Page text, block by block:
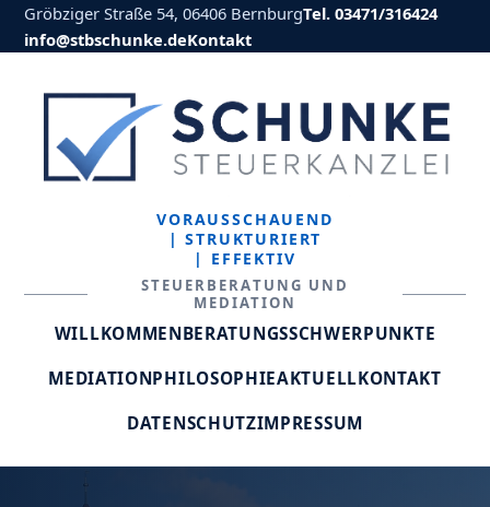
Gröbziger Straße 54, 06406 BernburgTel. 03471/316424
info@stbschunke.deKontakt
VORAUSSCHAUEND
| STRUKTURIERT
| EFFEKTIV
STEUERBERATUNG UND
MEDIATION
WILLKOMMENBERATUNGSSCHWERPUNKTE
MEDIATIONPHILOSOPHIEAKTUELLKONTAKT
DATENSCHUTZIMPRESSUM